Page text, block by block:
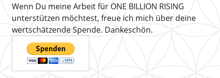
Wenn Du meine Arbeit für ONE BILLION RISING
unterstützen möchtest, freue ich mich über deine
wertschätzende Spende. Dankeschön.